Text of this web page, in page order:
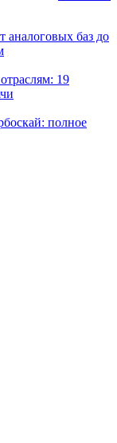
аналоговых баз до
19
полное